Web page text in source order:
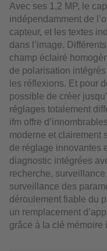
Avec ses 1,2 MP, le
indépendamment de
capteur, et les textes
dans l’image.
champ éclairé
de polarisation
les réflexions. Et pour
possible de créer
réglages totalement
ifm offre
moderne et clairement
de réglage innovantes
diagnostic intégrées
recherche,
surveillance des
déroulement fiable du
un remplacement
grâce à la clé mémoire